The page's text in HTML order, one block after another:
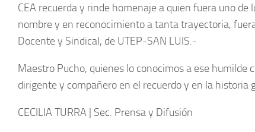
CEA recuerda y rinde homenaje a quien fuera uno de
nombre y en reconocimiento a tanta trayectoria,
Docente y Sindical, de UTEP-SAN LUIS.-
Maestro Pucho, quienes lo conocimos a ese
dirigente y compañero en el recuerdo y en la historia
CECILIA TURRA | Sec. Prensa y Difusión